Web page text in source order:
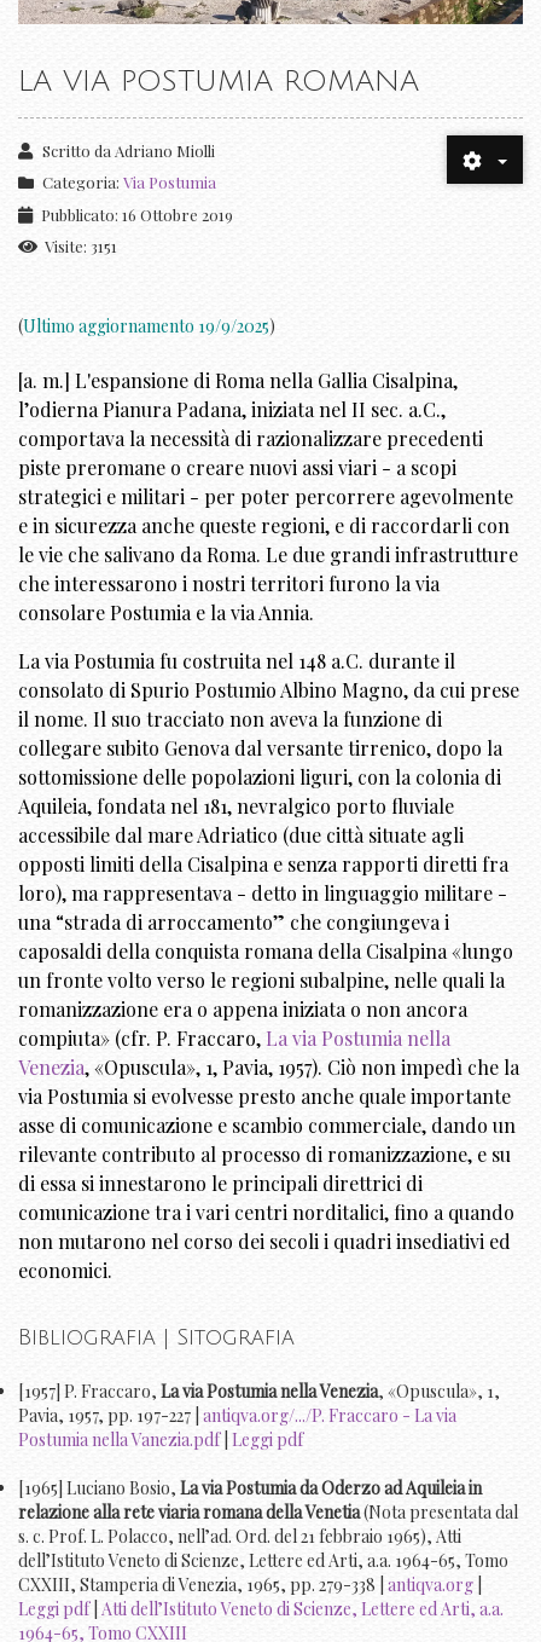
LA VIA POSTUMIA ROMANA
Scritto da Adriano Miolli
Categoria: Via Postumia
Pubblicato: 16 Ottobre 2019
Visite: 3151
(Ultimo aggiornamento 19/9/2025)
[a. m.] L'espansione di Roma nella Gallia Cisalpina,
l’odierna Pianura Padana, iniziata nel II sec. a.C.,
comportava la necessità di razionalizzare precedenti
piste preromane o creare nuovi assi viari - a scopi
strategici e militari - per poter percorrere agevolmente
e in sicurezza anche queste regioni, e di raccordarli con
le vie che salivano da Roma. Le due grandi infrastrutture
che interessarono i nostri territori furono la via
consolare Postumia e la via Annia.
La via Postumia fu costruita nel 148 a.C. durante il
consolato di Spurio Postumio Albino Magno, da cui prese
il nome. Il suo tracciato non aveva la funzione di
collegare subito Genova dal versante tirrenico, dopo la
sottomissione delle popolazioni liguri, con la colonia di
Aquileia, fondata nel 181, nevralgico porto fluviale
accessibile dal mare Adriatico (due città situate agli
opposti limiti della Cisalpina e senza rapporti diretti fra
loro), ma rappresentava - detto in linguaggio militare -
una “strada di arroccamento” che congiungeva i
caposaldi della conquista romana della Cisalpina «lungo
un fronte volto verso le regioni subalpine, nelle quali la
romanizzazione era o appena iniziata o non ancora
compiuta» (cfr. P. Fraccaro, La via Postumia nella
Venezia, «Opuscula», 1, Pavia, 1957). Ciò non impedì che la
via Postumia si evolvesse presto anche quale importante
asse di comunicazione e scambio commerciale, dando un
rilevante contributo al processo di romanizzazione, e su
di essa si innestarono le principali direttrici di
comunicazione tra i vari centri norditalici, fino a quando
non mutarono nel corso dei secoli i quadri insediativi ed
economici.
Bibliografia | Sitografia
[1957] P. Fraccaro, La via Postumia nella Venezia, «Opuscula», 1,
Pavia, 1957, pp. 197-227 | antiqva.org/.../P. Fraccaro - La via
Postumia nella Vanezia.pdf| Leggi pdf
[1965] Luciano Bosio, La via Postumia da Oderzo ad Aquileia in
relazione alla rete viaria romana della Venetia(Nota presentata dal
s. c. Prof. L. Polacco, nell’ad. Ord. del 21 febbraio 1965), Atti
dell’Istituto Veneto di Scienze, Lettere ed Arti, a.a. 1964-65, Tomo
CXXIII, Stamperia di Venezia, 1965, pp. 279-338 | antiqva.org
Leggi pdf| Atti dell’Istituto Veneto di Scienze, Lettere ed Arti, a.a.
1964-65, Tomo CXXIII